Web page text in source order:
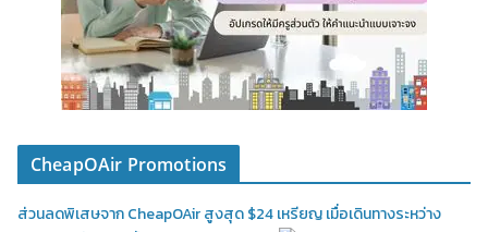
CheapOAir Promotions
ส่วนลดพิเสษจาก CheapOAir สูงสุด $24 เหรียญ เมื่อเดินทางระหว่าง